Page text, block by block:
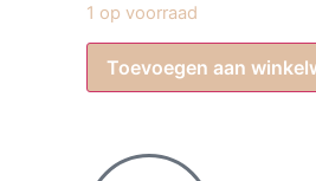
1 op voorraad
Toevoegen aan